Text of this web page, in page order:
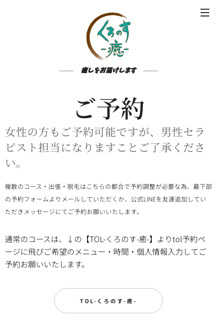
癒しをお届けします
ご予約
女性の方もご予約可能ですが、男性セラ
ピスト担当になりますことご了承くださ
い。
複数のコース・出張・脱毛はこちらの都合で予約調整が必要な為、最下部
の予約フォームよりメールしていただくか、公式LINEを友達追加してい
ただきメッセージにてご予約お願いいたします。
通常のコースは、↓の【TOL-くろのす-癒-】よりtol予約ペ
ージに飛びご希望のメニュー・時間・個人情報入力してご
予約お願いいたします。
TOL-くろのす-癒-